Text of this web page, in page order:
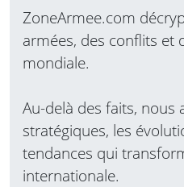
ZoneArmee.com
armées, des conflits et
mondiale.
Au-delà des faits, nous
stratégiques, les
tendances qui
internationale.